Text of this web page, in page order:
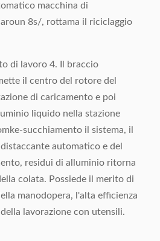
macchina di
8s/, rottama il riciclaggio
di lavoro 4. Il braccio
il centro del rotore del
di caricamento e poi
liquido nella stazione
succhiamento il sistema, il
automatico e del
residui di alluminio ritorna
colata. Possiede il merito di
manodopera, l'alta efficienza
lavorazione con utensili.